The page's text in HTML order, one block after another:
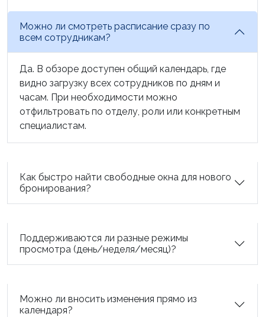
Можно ли смотреть расписание сразу по
всем сотрудникам?
Да. В обзоре доступен общий календарь, где
видно загрузку всех сотрудников по дням и
часам. При необходимости можно
отфильтровать по отделу, роли или конкретным
специалистам.
Как быстро найти свободные окна для нового
бронирования?
Поддерживаются ли разные режимы
просмотра (день/неделя/месяц)?
Можно ли вносить изменения прямо из
календаря?